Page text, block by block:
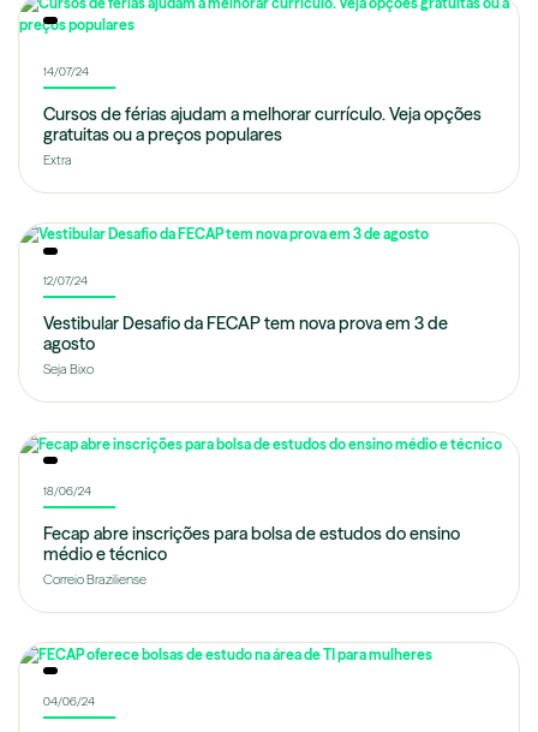
14/07/24
Cursos de férias ajudam a melhorar currículo. Veja opções
gratuitas ou a preços populares
Extra
12/07/24
Vestibular Desafio da FECAP tem nova prova em 3 de
agosto
Seja Bixo
18/06/24
Fecap abre inscrições para bolsa de estudos do ensino
médio e técnico
Correio Braziliense
04/06/24